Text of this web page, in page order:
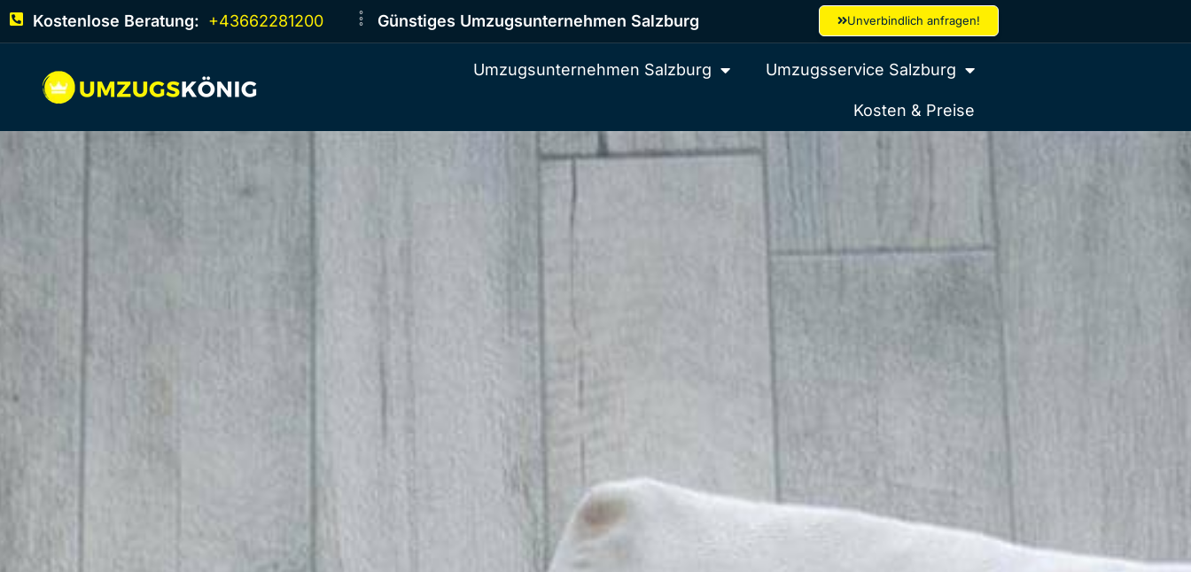
Kostenlose Beratung: +43662281200 Günstiges Umzugsunternehmen Salzburg Unverbindlich anfragen!
Umzugsunternehmen Salzburg Umzugsservice Salzburg
Kosten & Preise